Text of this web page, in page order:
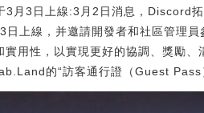
月3日上線:3月2日消息，Discord
上線，并邀請開發者和社區管理
用性，以實現更好的協調、獎勵
的“訪客通行證（Guest